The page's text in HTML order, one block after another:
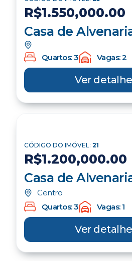
Ver detalhes
Imóveis Novos
CÓDIGO DO IMÓVEL:
R$350,000.00
Casa de Alvenaria
Quartos: 2
Vagas: 1